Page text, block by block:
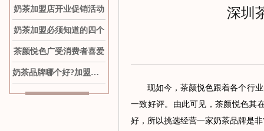
奶茶加盟店开业促销活动
奶茶加盟必须知道的四个
茶颜悦色广受消费者喜爱
奶茶品牌哪个好?加盟茶颜
深圳
现如今，茶颜悦色跟着各个行业
一致好评。由此可见，茶颜悦色其
好，所以挑选经营一家奶茶品牌是